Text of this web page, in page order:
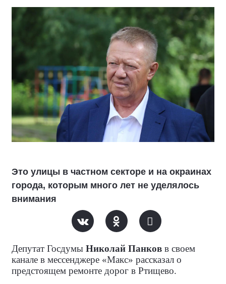
Это улицы в частном секторе и на окраинах
города, которым много лет не уделялось
внимания
Депутат Госдумы Николай Панков в своем
канале в мессенджере «Макс» рассказал о
предстоящем ремонте дорог в Ртищево.